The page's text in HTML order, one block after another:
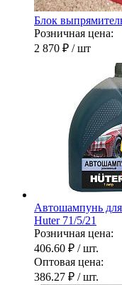
Блок
Розничная цена:
2 870 ₽ / шт
Автошампунь
Huter 71/5/21
Розничная цена:
406.60 ₽ / шт.
Оптовая цена:
386.27 ₽ / шт.